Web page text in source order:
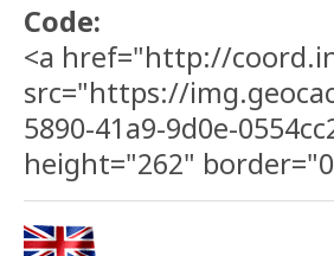
Code:
<a href="http://
src="https://
5890-41a9-9d0e-
height="262"